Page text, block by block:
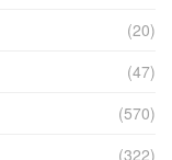
(20)
(47)
(570)
(322)